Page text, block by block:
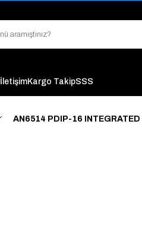
"Binlerce Ürün
"Toptan Fiyatına
İletişimKargo TakipSSS
AN6514 PDIP-16 INTEGRATED